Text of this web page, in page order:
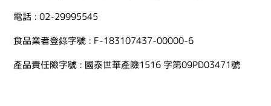
電話 : 02-29995545
食品業者登錄字號 : F-183107437-00000-6
產品責任險字號 : 國泰世華產險1516 字第09PD03471號